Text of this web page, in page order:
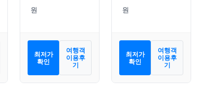
최저가
확인
여행객
이용후
기
최저가
확인
여행객
이용후
기